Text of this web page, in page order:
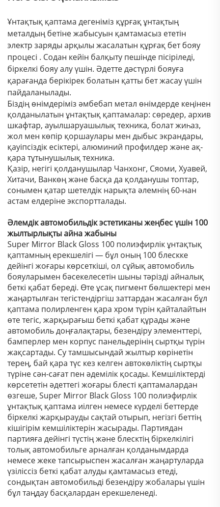
Ұнтақтық қаптама дегеніміз құрғақ ұнтақтың
металдың бетіне жабысуын қамтамасыз ететін
электр заряды арқылы жасалатын құрғақ бет бояу
процесі . Содан кейін балқыту пешінде пісіріледі,
біркелкі бояу алу үшін. Әдетте дәстүрлі бояуға
қарағанда берікірек болатын қатты бет жасау үшін
пайдаланылады.
Біздің өнімдеріміз әмбебап метал өнімдерде кеңінен
қолданылатын ұнтақтық қаптамалар: сөредер, архив
шкафтар, ауылшаруашылық техника, болат жиһаз,
жол мен көпір қоршаулары мен дыбыс экрандары,
қауіпсіздік есіктері, алюминий профилдер және ақ-
қара тұтынушылық техника.
Қазір, негігі қолданушылар Чанхонг, Сяоми, Хуавей,
Хитачи, Ванкөң және басқа да қолданушы топтар,
сонымен қатар шетелдік нарықта әлемнің 60-нан
астам елдеріне экспортталады.
Әлемдік автомобильдік эстетиканы жеңбес үшін 100
жылтырлықты айна жабыны
Super Mirror Black Gloss 100 полиэфирлік ұнтақтық
қаптамның ерекшелігі — бұл оның 100 блескке
дейінгі жоғары көрсеткіші, ол сұйық автомобиль
бояуларымен бәсекелесетін шыны тәрізді айналық
беткі қабат береді. Өте ұсақ пигмент бөлшектері мен
жаңартылған тегістендіргіш заттардан жасалған бұл
қаптама полирленген қара хром түрін қайталайтын
өте тегіс, жарқырағыш беткі қабат құрады және
автомобиль доңғалақтары, безендіру элементтері,
бамперлер мен корпус панельдерінің сыртқы түрін
жақсартады. Су тамшысындай жылтыр көрінетін
терең, бай қара түс кез келген автокөліктің сыртқы
түріне сән-сағат пен әдемілік қосады. Кемшіліктерді
көрсететін әдеттегі жоғары блесті қаптамалардан
өзгеше, Super Mirror Black Gloss 100 полиэфирлік
ұнтақтық қаптама иілген немесе күрделі беттерде
біркелкі жарқырауды сақтай отырып, негізгі беттің
кішігірім кемшіліктерін жасырады. Партиядан
партияға дейінгі түстің және блесктің біркелкілігі
толық автомобильге арналған қолданымдарда
немесе жеке тапсырыспен жасалған жаңартуларда
үзіліссіз беткі қабат алуды қамтамасыз етеді,
сондықтан автомобильді безендіру жобалары үшін
бұл таңдау басқалардан ерекшеленеді.